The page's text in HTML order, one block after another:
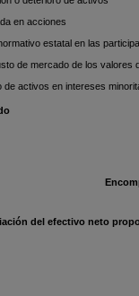
en acciones
estatal en las
de mercado de los valores
de activos en intereses
del efectivo neto